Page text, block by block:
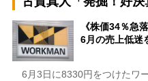
《株価34％急
6月の売上低迷
6月3日に8330円をつけたワ